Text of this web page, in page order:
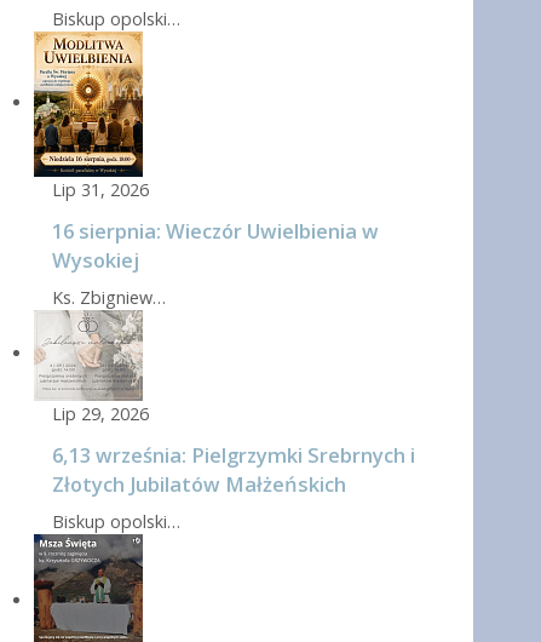
Biskup opolski…
Lip 31, 2026
16 sierpnia: Wieczór Uwielbienia w
Wysokiej
Ks. Zbigniew…
Lip 29, 2026
6,13 września: Pielgrzymki Srebrnych i
Złotych Jubilatów Małżeńskich
Biskup opolski…